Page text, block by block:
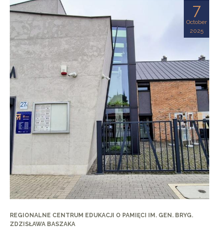
7
October
2025
REGIONALNE CENTRUM EDUKACJI O PAMIĘCI IM. GEN. BRYG.
ZDZISŁAWA BASZAKA